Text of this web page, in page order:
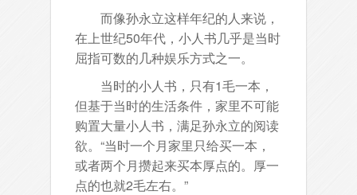
而像孙永立这样年纪的人来说，
在上世纪50年代，小人书几乎是当时
屈指可数的几种娱乐方式之一。
当时的小人书，只有1毛一本，
但基于当时的生活条件，家里不可能
购置大量小人书，满足孙永立的阅读
欲。“当时一个月家里只给买一本，
或者两个月攒起来买本厚点的。厚一
点的也就2毛左右。”